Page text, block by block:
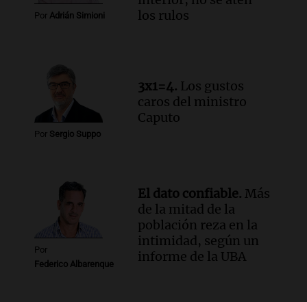
compras de Antonella: bromas en
Audio.
Luciano Cáceres llega a Córdoba a
presentar “Paraíso”, una obra que
cuestiona certezas masculinas
Episodios
Por Adrián Simioni
los rulos
Por Sergio Suppo
3x1=4. Los gustos
caros del ministro
Caputo
Por
Federico Albarenque
El dato confiable. Más
de la mitad de la
población reza en la
intimidad, según un
informe de la UBA